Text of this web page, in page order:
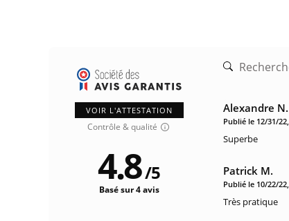
VOIR L'ATTESTATION
Contrôle & qualité
4.8/5
Basé sur 4 avis
Alexandre N.
Publié le 12/31/
Superbe
Patrick M.
Publié le 10/22/
Très pratique